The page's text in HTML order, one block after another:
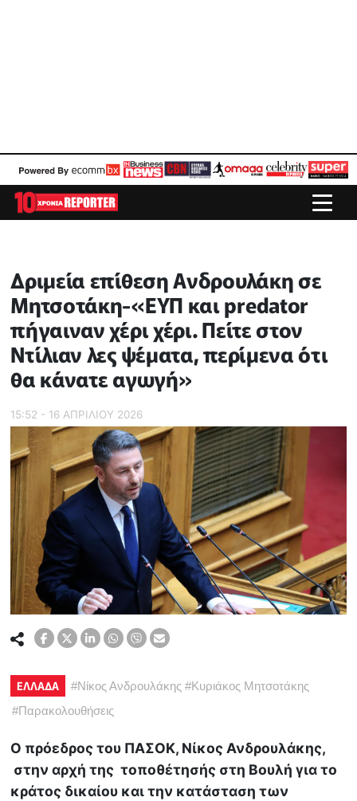
Δριμεία επίθεση Ανδρουλάκη σε
Μητσοτάκη-«ΕΥΠ και predator
πήγαιναν χέρι χέρι. Πείτε στον
Ντίλιαν λες ψέματα, περίμενα ότι
θα κάνατε αγωγή»
15:52 - 16 ΑΠΡΙΛΙΟΥ 2026
ΕΛΛΑΔΑ #Νίκος Ανδρουλάκης #Κυριάκος Μητσοτάκης
#Παρακολουθήσεις
Ο πρόεδρος του ΠΑΣΟΚ, Νίκος Ανδρουλάκης,
στην αρχή της τοποθέτησής στη Βουλή για το
κράτος δικαίου και την κατάσταση των